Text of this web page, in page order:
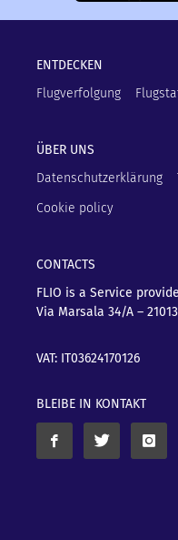
ENTDECKEN
Flugverfolgung
ÜBER UNS
Datenschutzerklärung
Cookie policy
CONTACTS
FLIO is a Service
Via Marsala 34/A – 21013
VAT: IT03624170126
BLEIBE IN KONTAKT